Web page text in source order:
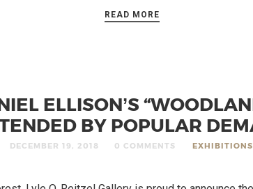
READ MORE
ELLISON’S
BY POPULAR
DECEMBER 19, 2018 0 COMMENTS EXHIBITIONS